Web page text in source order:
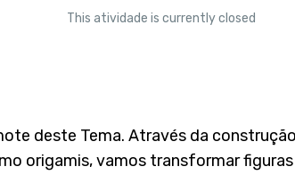
This atividade is currently closed
deste Tema. Através da
origamis, vamos transformar